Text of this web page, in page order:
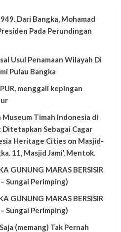
Dari Bangka, Mohamad
Pada Perundingan
Usul Penamaan Wilayah Di
Pulau Bangka
menggali kepingan
Timah Indonesia di
Sebagai Cagar
Heritage Cities on Masjid-
11, Masjid Jami’, Mentok.
GUNUNG MARAS BERSISIR
Sungai Perimping)
GUNUNG MARAS BERSISIR
Sungai Perimping)
(memang) Tak Pernah